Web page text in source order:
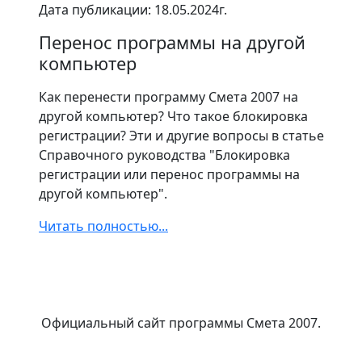
Дата публикации: 18.05.2024г.
Перенос программы на другой
компьютер
Как перенести программу Смета 2007 на
другой компьютер? Что такое блокировка
регистрации? Эти и другие вопросы в статье
Справочного руководства "Блокировка
регистрации или перенос программы на
другой компьютер".
Читать полностью...
Официальный сайт программы Смета 2007.